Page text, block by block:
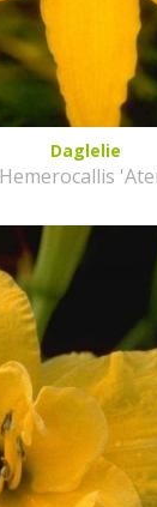
Daglelie
Hemerocallis